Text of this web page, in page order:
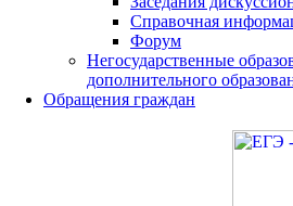
Справочная
Форум
Негосударственные
дополнительного
Обращения граждан